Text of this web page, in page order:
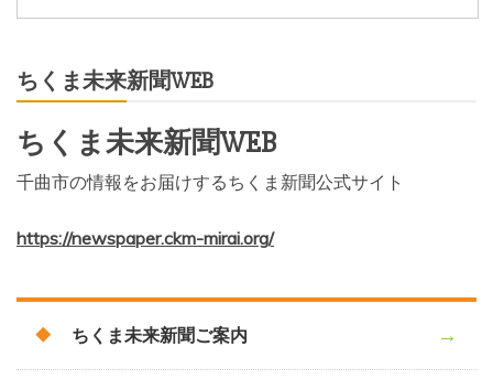
ちくま未来新聞WEB
ちくま未来新聞WEB
千曲市の情報をお届けするちくま新聞公式サイト
https://newspaper.ckm-mirai.org/
ちくま未来新聞ご案内